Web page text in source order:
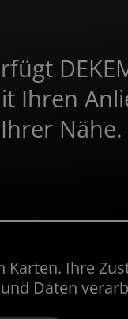
Ihren
Nähe.
Karten. Ihre
Daten